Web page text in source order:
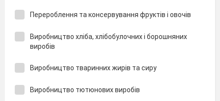
Перероблення та консервування фруктів і овочів
Виробництво хліба, хлібобулочних і борошняних
виробів
Виробництво тваринних жирів та сиру
Виробництво тютюнових виробів